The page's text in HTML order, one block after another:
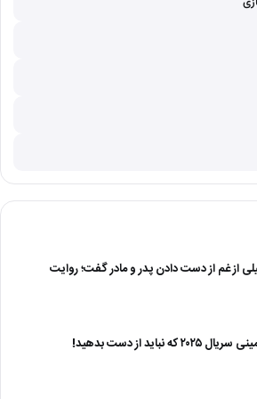
از غم از دست دادن پدر و مادر گفت؛ روایت